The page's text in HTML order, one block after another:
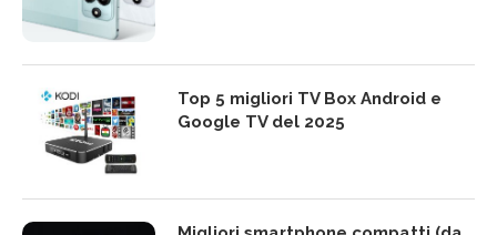
Top 5 migliori TV Box Android e
Google TV del 2025